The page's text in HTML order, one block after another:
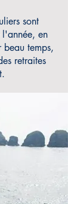
sont
en
beau temps,
retraites